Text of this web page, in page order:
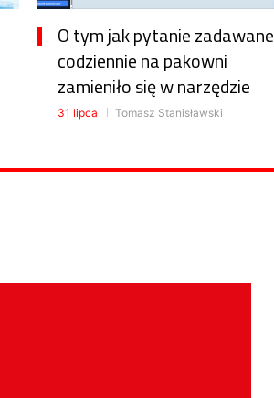
O tym jak pytanie zadawane
codziennie na pakowni
zamieniło się w narzędzie
31 lipca Tomasz Stanisławski